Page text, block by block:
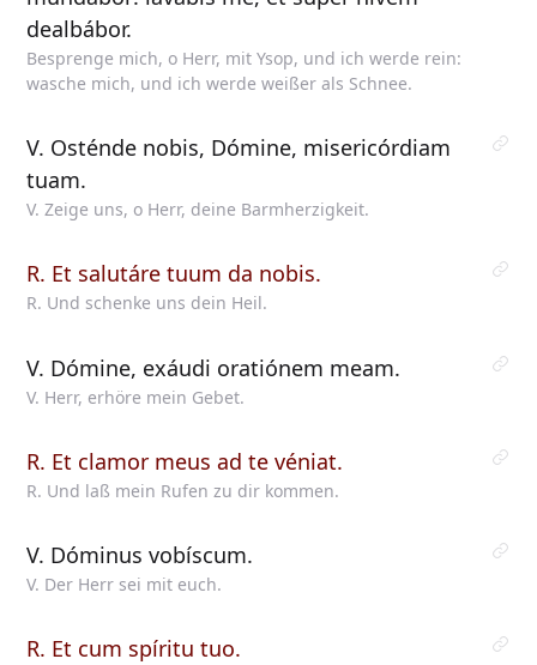
dealbábor.
Besprenge mich, o Herr, mit Ysop, und ich werde rein:
wasche mich, und ich werde weißer als Schnee.
V. Osténde nobis, Dómine, misericórdiam
tuam.
V. Zeige uns, o Herr, deine Barmherzigkeit.
R. Et salutáre tuum da nobis.
R. Und schenke uns dein Heil.
V. Dómine, exáudi oratiónem meam.
V. Herr, erhöre mein Gebet.
R. Et clamor meus ad te véniat.
R. Und laß mein Rufen zu dir kommen.
V. Dóminus vobíscum.
V. Der Herr sei mit euch.
R. Et cum spíritu tuo.